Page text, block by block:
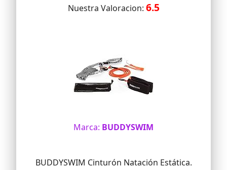
Nuestra Valoracion: 6.5
Marca: BUDDYSWIM
BUDDYSWIM Cinturón Natación Estática.